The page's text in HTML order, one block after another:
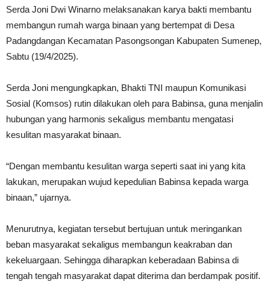
Serda Joni Dwi Winarno melaksanakan karya bakti membantu
membangun rumah warga binaan yang bertempat di Desa
Padangdangan Kecamatan Pasongsongan Kabupaten Sumenep,
Sabtu (19/4/2025).
Serda Joni mengungkapkan, Bhakti TNI maupun Komunikasi
Sosial (Komsos) rutin dilakukan oleh para Babinsa, guna menjalin
hubungan yang harmonis sekaligus membantu mengatasi
kesulitan masyarakat binaan.
“Dengan membantu kesulitan warga seperti saat ini yang kita
lakukan, merupakan wujud kepedulian Babinsa kepada warga
binaan,” ujarnya.
Menurutnya, kegiatan tersebut bertujuan untuk meringankan
beban masyarakat sekaligus membangun keakraban dan
kekeluargaan. Sehingga diharapkan keberadaan Babinsa di
tengah tengah masyarakat dapat diterima dan berdampak positif.